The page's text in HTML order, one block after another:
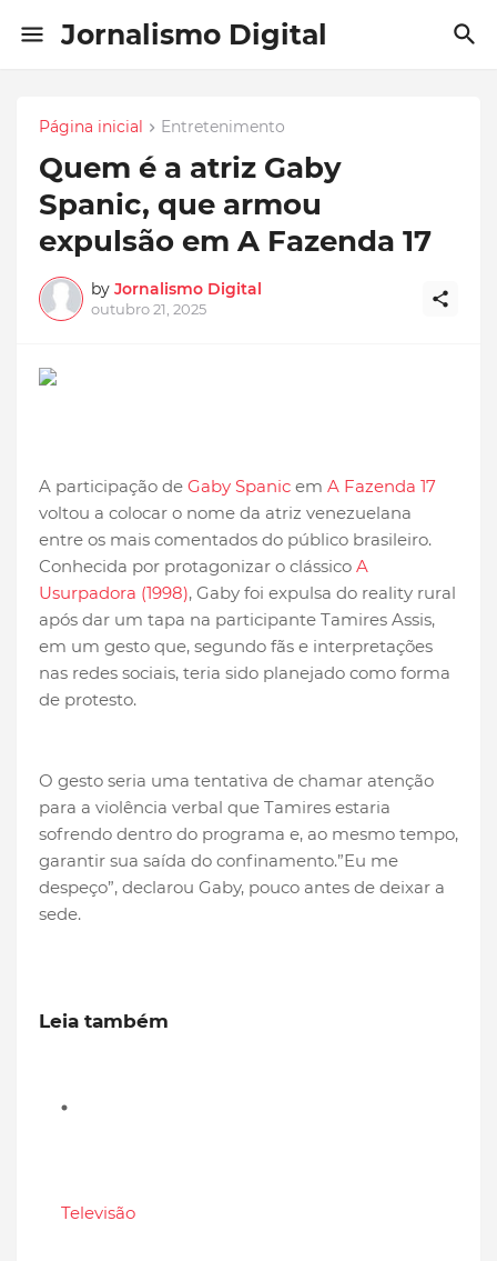
Jornalismo Digital
Página inicial Entretenimento
Quem é a atriz Gaby
Spanic, que armou
expulsão em A Fazenda 17
by Jornalismo Digital
outubro 21, 2025
A participação de Gaby Spanic em A Fazenda 17
voltou a colocar o nome da atriz venezuelana
entre os mais comentados do público brasileiro.
Conhecida por protagonizar o clássico A
Usurpadora (1998), Gaby foi expulsa do reality rural
após dar um tapa na participante Tamires Assis,
em um gesto que, segundo fãs e interpretações
nas redes sociais, teria sido planejado como forma
de protesto.
O gesto seria uma tentativa de chamar atenção
para a violência verbal que Tamires estaria
sofrendo dentro do programa e, ao mesmo tempo,
garantir sua saída do confinamento.”Eu me
despeço”, declarou Gaby, pouco antes de deixar a
sede.
Leia também
Televisão